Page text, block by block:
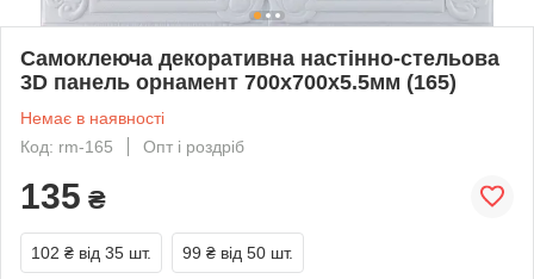
Самоклеюча декоративна настінно-стельова
3D панель орнамент 700x700x5.5мм (165)
Немає в наявності
Код: rm-165
Опт і роздріб
135 ₴
102 ₴ від 35 шт. 99 ₴ від 50 шт.